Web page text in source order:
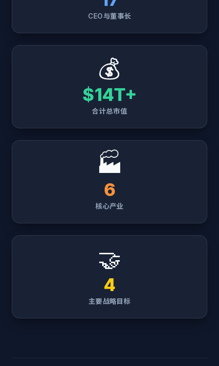
CEO与董事长
💰
$14T+
合计总市值
🏭
6
核心产业
🤝
4
主要战略目标